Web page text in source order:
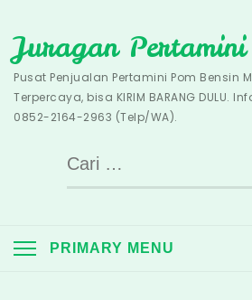
to
content
Juragan Pertamini
Pusat Penjualan Pertamini Pom Bensin
Terpercaya, bisa KIRIM BARANG DULU.
0852-2164-2963 (Telp/WA).
Cari
untuk:
PRIMARY MENU